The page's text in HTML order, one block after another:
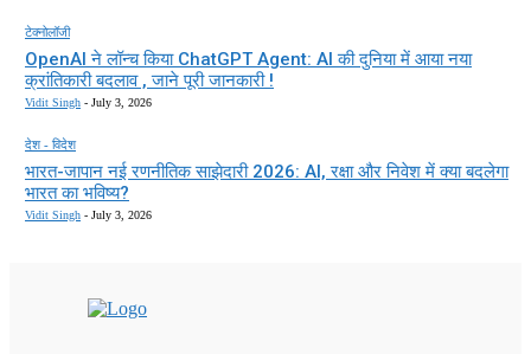
टेक्नोलॉजी
OpenAI ने लॉन्च किया ChatGPT Agent: AI की दुनिया में आया नया
क्रांतिकारी बदलाव , जाने पूरी जानकारी !
Vidit Singh - July 3, 2026
देश - विदेश
भारत-जापान नई रणनीतिक साझेदारी 2026: AI, रक्षा और निवेश में क्या बदलेगा
भारत का भविष्य?
Vidit Singh - July 3, 2026